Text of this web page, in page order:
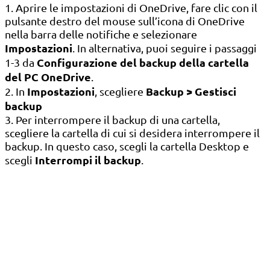
1. Aprire le impostazioni di OneDrive, fare clic con il
pulsante destro del mouse sull’icona di OneDrive
nella barra delle notifiche e selezionare
Impostazioni . In alternativa, puoi seguire i passaggi
1-3 da Configurazione del backup della cartella
del PC OneDrive
2. In Impostazioni , scegliere Backup > Gestisci
backup
3. Per interrompere il backup di una cartella,
scegliere la cartella di cui si desidera interrompere il
backup. In questo caso, scegli la cartella Desktop e
scegli Interrompi il backup